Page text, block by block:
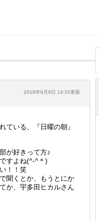
2018年9月9日 14:20更新
ている、『日曜の朝』
が好きって方♪
すよね(^-^＊)
！！笑
聞くとか、もうとにか
か、宇多田ヒカルさん